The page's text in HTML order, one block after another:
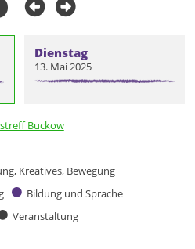
Dienstag
13. Mai 2025
Buckow
Kreatives, Bewegung
Bildung und Sprache
Veranstaltung